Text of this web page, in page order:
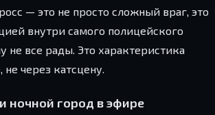
— это не просто сложный враг, это
внутри самого полицейского
не все рады. Это характеристика
через катсцену.
ночной город в эфире